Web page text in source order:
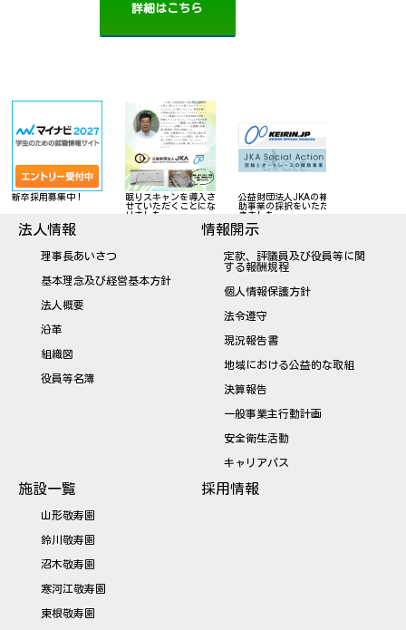
詳細はこちら
新卒採用募集中！
敬寿会への御寄附のお
眠りスキャンを導入さ
せていただくことにな
りました
法人情報
理事長あいさつ
基本理念及び経営基本方針
法人概要
沿革
組織図
役員等名簿
情報開示
定款、評議員及び役員等に関
する報酬規程
個人情報保護方針
法令遵守
現況報告書
地域における公益的な取組
決算報告
一般事業主行動計画
安全衛生活動
キャリアパス
施設一覧
山形敬寿園
鈴川敬寿園
沼木敬寿園
寒河江敬寿園
東根敬寿園
採用情報